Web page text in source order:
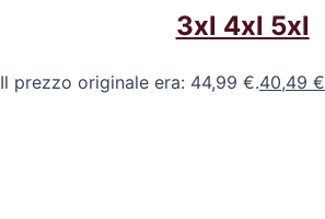
3xl 4xl 5xl
Il prezzo originale era: 44,99 €.40,49€